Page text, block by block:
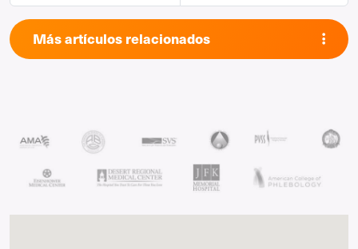
Más artículos relacionados